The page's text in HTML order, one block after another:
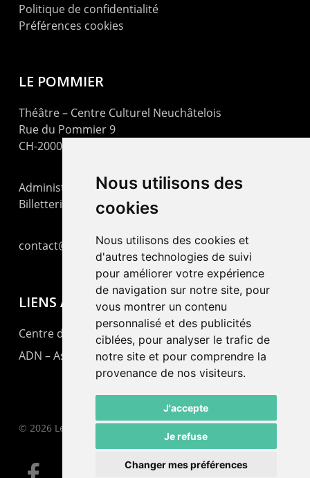
Nous utilisons des
cookies
Nous utilisons des cookies et
d'autres technologies de suivi
pour améliorer votre expérience
de navigation sur notre site, pour
vous montrer un contenu
personnalisé et des publicités
ciblées, pour analyser le trafic de
notre site et pour comprendre la
provenance de nos visiteurs.
J'accepte
Je refuse
Changer mes préférences
Politique de confidentialité
Préférences cookies
LE POMMIER
Théâtre – Centre Culturel Neuchâtelois
Rue du Pommier 9
CH-2000 Neuchâtel
Administration : +41 32 725 03 03
Billetterie : +41 32 725 05 05
contact@lepommier.ch
LIENS AMIS
Centre de culture ABC
ADN – Association Danse Neuchâtel
© 2026 Le Pommier.
facebook email